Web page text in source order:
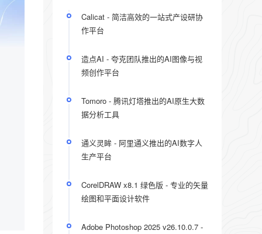
Calicat - 简洁高效的一站式产设研协
作平台
造点AI - 夸克团队推出的AI图像与视
频创作平台
Tomoro - 腾讯灯塔推出的AI原生大数
据分析工具
通义灵眸 - 阿里通义推出的AI数字人
生产平台
CorelDRAW x8.1 绿色版 - 专业的矢量
绘图和平面设计软件
Adobe Photoshop 2025 v26.10.0.7 -